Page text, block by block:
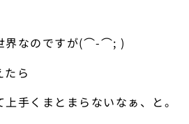
界なのですが(⌒-⌒; )
たら
手くまとまらないなぁ、と。